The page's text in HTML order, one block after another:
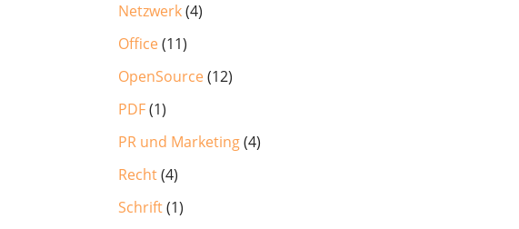
Netzwerk(4)
Office(11)
OpenSource(12)
PDF(1)
PR und Marketing(4)
Recht(4)
Schrift(1)